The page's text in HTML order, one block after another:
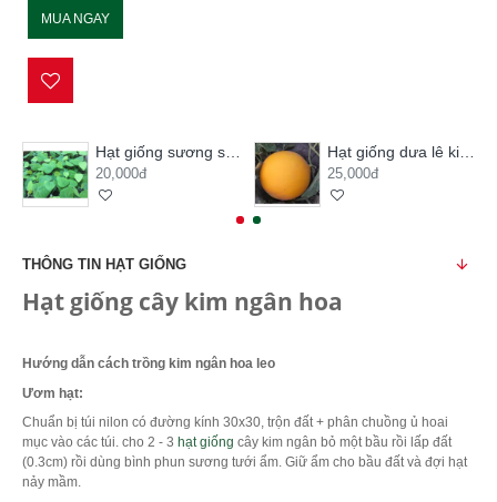
MUA NGAY
Hạt giống sương sâm lông
20,000đ
Hạt giống dưa lê kim hoàng hậu
25,000đ
THÔNG TIN HẠT GIỐNG
Hạt giống cây kim ngân hoa
Hướng dẫn cách trồng kim ngân hoa leo
Ươm hạt:
Chuẩn bị túi nilon có đường kính 30x30, trộn đất + phân chuồng ủ hoai
mục vào các túi. cho 2 - 3 hạt giống cây kim ngân bỏ một bầu rồi lấp đất
(0.3cm) rồi dùng bình phun sương tưới ẩm. Giữ ẩm cho bầu đất và đợi hạt
nảy mầm.